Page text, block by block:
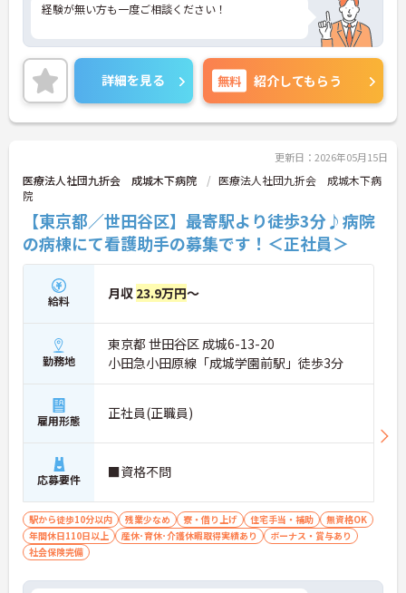
経験が無い方も一度ご相談ください！
詳細を見る 無料 紹介してもらう
更新日：2026年05月15日
医療法人社団九折会 成城木下病院
医療法人社団九折会 成城木下病
院
【東京都／世田谷区】最寄駅より徒歩3分♪病院
の病棟にて看護助手の募集です！＜正社員＞
給料 月収 23.9万円～
勤務地
東京都 世田谷区 成城6-13-20
小田急小田原線「成城学園前駅」徒歩3分
雇用形態 正社員(正職員)
応募要件 ■資格不問
駅から徒歩10分以内 残業少なめ 寮・借り上げ 住宅手当・補助
無資格OK
年間休日110日以上
産休･育休･介護休暇取得実績あり
ボーナス・賞与あり
社会保険完備